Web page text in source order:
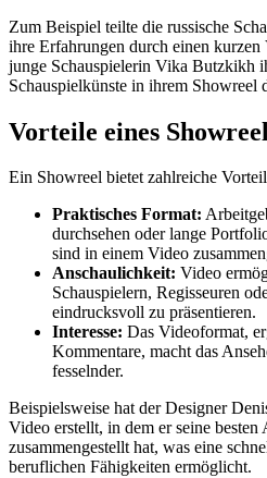
Zum Beispiel teilte die russische
ihre Erfahrungen durch einen
junge Schauspielerin Vika Butzkikh
Schauspielkünste in ihrem Showreel
Vorteile eines
Ein Showreel bietet zahlreiche
Praktisches Format:
durchsehen oder lange
sind in einem Video
Anschaulichkeit: Video
Schauspielern, Regisseuren
eindrucksvoll zu präsentieren.
Interesse: Das Videoformat,
Kommentare, macht das
fesselnder.
Beispielsweise hat der Designer
Video erstellt, in dem er seine
zusammengestellt hat, was eine
beruflichen Fähigkeiten ermöglicht.